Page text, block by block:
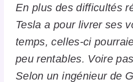
En plus des difficultés
Tesla a pour livrer ses
temps, celles-ci
peu rentables. Voire
Selon un ingénieur de